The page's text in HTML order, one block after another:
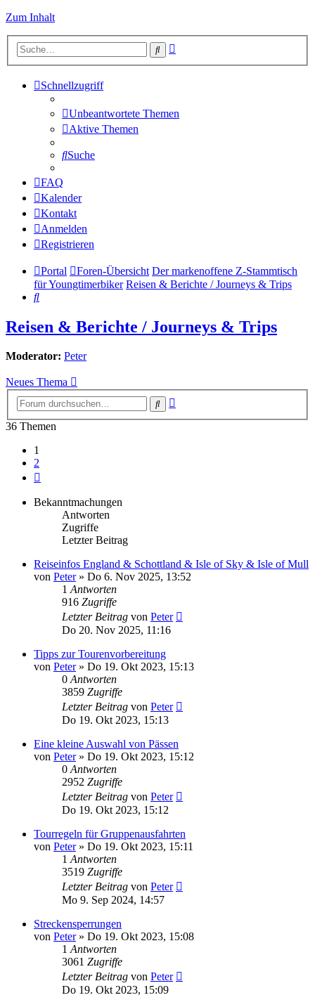
Zum Inhalt
Suche
Schnellzugriff
Unbeantwortete Themen
Aktive Themen
Suche
FAQ
Kalender
Kontakt
Anmelden
Registrieren
Portal Foren-Übersicht Der markenoffene Z-Stammtisch
für Youngtimerbiker Reisen & Berichte / Journeys & Trips
Suche
Reisen & Berichte / Journeys & Trips
Moderator: Peter
Neues Thema
Suche
36 Themen
1
2
Bekanntmachungen
Antworten
Zugriffe
Letzter Beitrag
Reiseinfos England & Schottland & Isle of Sky & Isle of Mull
von Peter» Do 6. Nov 2025, 13:52
1 Antworten
916 Zugriffe
Letzter Beitrag von Peter
Do 20. Nov 2025, 11:16
Tipps zur Tourenvorbereitung
von Peter» Do 19. Okt 2023, 15:13
0 Antworten
3859 Zugriffe
Letzter Beitrag von Peter
Do 19. Okt 2023, 15:13
Eine kleine Auswahl von Pässen
von Peter» Do 19. Okt 2023, 15:12
0 Antworten
2952 Zugriffe
Letzter Beitrag von Peter
Do 19. Okt 2023, 15:12
Tourregeln für Gruppenausfahrten
von Peter» Do 19. Okt 2023, 15:11
1 Antworten
3519 Zugriffe
Letzter Beitrag von Peter
Mo 9. Sep 2024, 14:57
Streckensperrungen
von Peter» Do 19. Okt 2023, 15:08
1 Antworten
3061 Zugriffe
Letzter Beitrag von Peter
Do 19. Okt 2023, 15:09